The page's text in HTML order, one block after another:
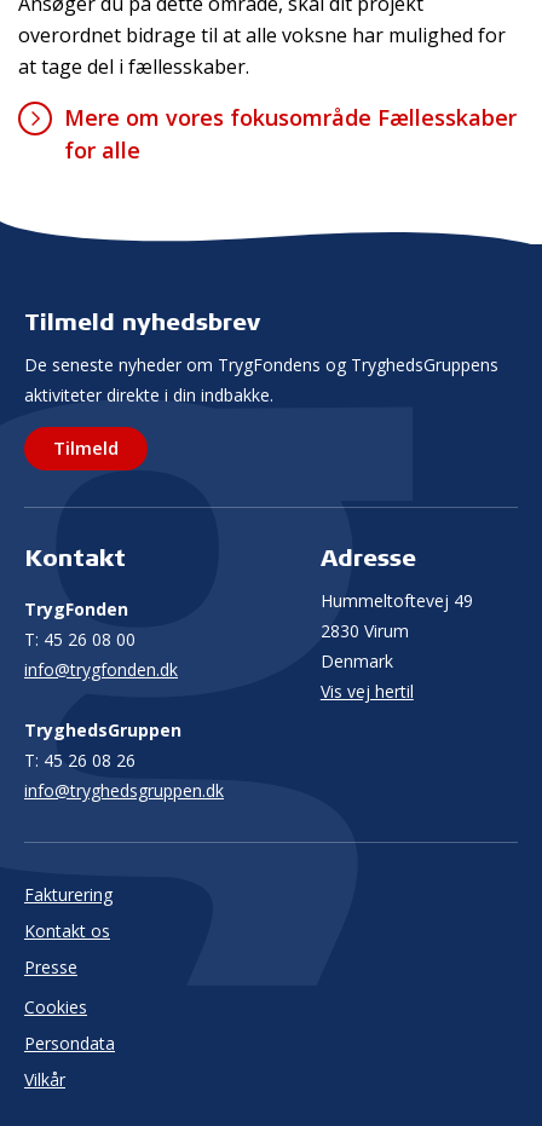
overordnet bidrage til at alle voksne har mulighed for
at tage del i fællesskaber.
Mere om vores fokusområde Fællesskaber
for alle
Tilmeld nyhedsbrev
De seneste nyheder om TrygFondens og TryghedsGruppens
aktiviteter direkte i din indbakke.
Tilmeld
Kontakt
TrygFonden
T: 45 26 08 00
info@trygfonden.dk
TryghedsGruppen
T: 45 26 08 26
info@tryghedsgruppen.dk
Adresse
Hummeltoftevej 49
2830 Virum
Denmark
Vis vej hertil
Fakturering
Kontakt os
Presse
Cookies
Persondata
Vilkår